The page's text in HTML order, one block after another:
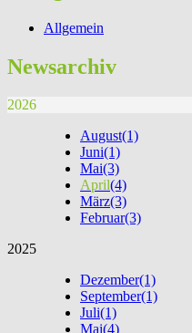
Allgemein
Newsarchiv
2026
August(1)
Juni(1)
Mai(3)
April(4)
März(3)
Februar(3)
2025
Dezember(1)
September(1)
Juli(1)
Mai(4)